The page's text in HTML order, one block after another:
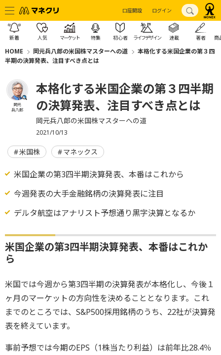
口座開設 ログイン
新着 人気 マーケット 特集 初心者 ライフデザイン 連載 著者 商
HOME 岡元兵八郎の米国株マスターへの道
本格化する米国企業の第３四
半期の決算発表、注目すべき点とは
岡元
兵八郎
本格化する米国企業の第３四半期
の決算発表、注目すべき点とは
岡元兵八郎の米国株マスターへの道
2021/10/13
米国株 マネックス
米国企業の第3四半期決算発表、本番はこれから
今週発表の大手金融銘柄の決算発表に注目
デルタ航空はアナリスト予想通り黒字決算となるか
米国企業の第3四半期決算発表、本番はこれか
ら
米国では今週から第3四半期の決算発表が本格化し、今後１
ヶ月のマーケットの方向性を決めることとなります。これ
までのところでは、S&P500採用銘柄のうち、22社が決算発
表を終えています。
事前予想では今期のEPS（1株当たり利益）は前年比28.4％